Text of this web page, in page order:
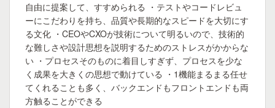
自由に提案して、すすめられる ・テストやコードレビュ
ーにこだわりを持ち、品質や長期的なスピードを大切にす
る文化 ・CEOやCXOが技術について明るいので、技術的
な難しさや設計思想を説明するためのストレスがかからな
い ・プロセスそのものに着目しすぎず、プロセスを少な
く成果を大きくの思想で動けている ・1機能まるまる任せ
てくれることも多く、バックエンドもフロントエンドも両
方触ることができる